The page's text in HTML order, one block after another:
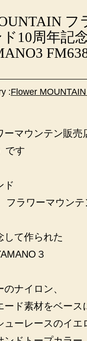
10周年記
:Flower
ーマウンテン販売
です
ド
ラワーマウンテ
して作られた
３
ナイロン、
ード素材をベース
ューレースのイエ